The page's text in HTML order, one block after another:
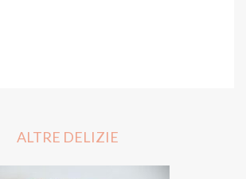
ALTRE DELIZIE